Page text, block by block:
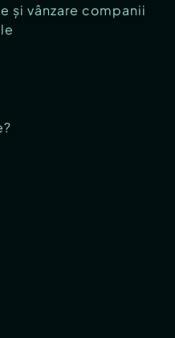
și vânzare companii